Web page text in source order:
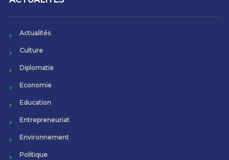
Actualités
Culture
Diplomatie
Economie
Education
Entrepreneuriat
Environnement
Politique